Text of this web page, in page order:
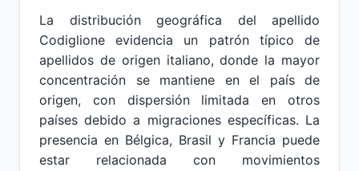
La distribución geográfica del apellido
Codiglione evidencia un patrón típico de
apellidos de origen italiano, donde la mayor
concentración se mantiene en el país de
origen, con dispersión limitada en otros
países debido a migraciones específicas. La
presencia en Bélgica, Brasil y Francia puede
estar relacionada con movimientos